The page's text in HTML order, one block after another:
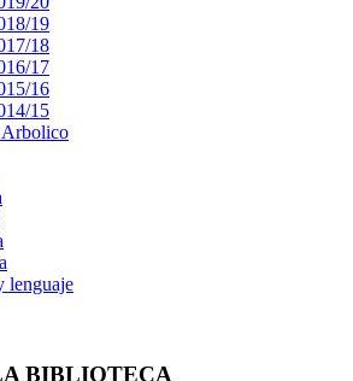
19
18
17
16
15
lenguaje
BIBLIOTECA